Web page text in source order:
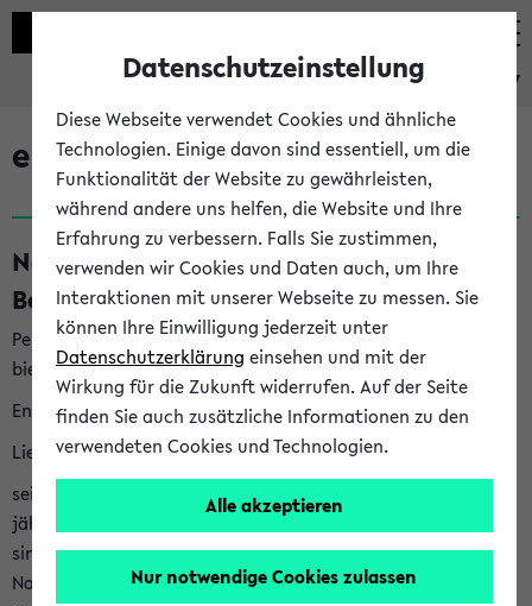
eKVV
eKVV News
Nachhaltigkeitspreis 2026:
Bewerbungsphase gestartet (06.08.26)
Per E-Mail eingestellt von nachhaltigkeitsbuero@uni-
bielefeld.de an den Verteiler 'Alle Studierenden':
English version below
Liebe Studierende,
seit 2023 verleiht das Rektorat der Universität Bielefeld
jährlich den Nachhaltigkeitspreis für Abschlussarbeiten. Sie
sind herzlich eingeladen sich mit Ihrer Abschlussarbeit beim
Nachhaltigkeitsbüro zu bewerben. Bitte nutzen Sie für Ihre
Datenschutzeinstellung
Diese Webseite verwendet Cookies und ähnliche
Technologien. Einige davon sind essentiell, um die
Funktionalität der Website zu gewährleisten,
während andere uns helfen, die Website und Ihre
Erfahrung zu verbessern. Falls Sie zustimmen,
verwenden wir Cookies und Daten auch, um Ihre
Interaktionen mit unserer Webseite zu messen. Sie
können Ihre Einwilligung jederzeit unter
Datenschutzerklärung einsehen und mit der
Wirkung für die Zukunft widerrufen. Auf der Seite
finden Sie auch zusätzliche Informationen zu den
verwendeten Cookies und Technologien.
Alle akzeptieren
Nur notwendige Cookies zulassen